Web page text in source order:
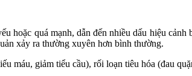
hoặc quá mạnh, dẫn đến nhiều dấu hiệu
xảy ra thường xuyên hơn bình thường.
máu, giảm tiểu cầu), rối loạn tiêu hóa (đau